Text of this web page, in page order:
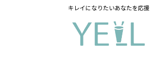
キレイになりたいあなたを応援